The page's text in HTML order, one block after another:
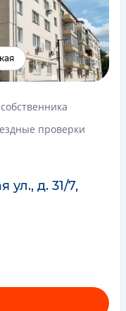
проверки
ул., д. 31/7,